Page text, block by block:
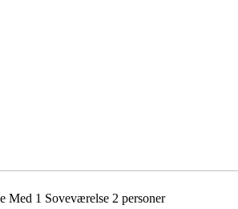
Med 1 Soveværelse 2 personer